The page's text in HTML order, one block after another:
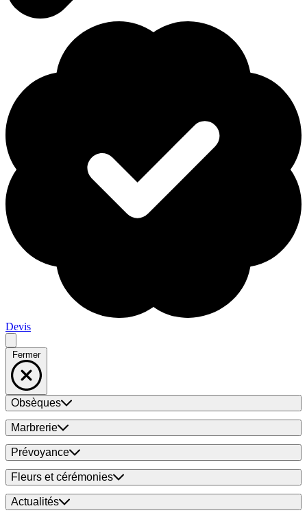
Devis
Fermer
Obsèques
Marbrerie
Prévoyance
Fleurs et cérémonies
Actualités